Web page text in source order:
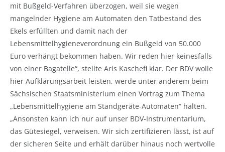
mit Bußgeld-Verfahren überzogen, weil sie wegen
mangelnder Hygiene am Automaten den Tatbestand des
Ekels erfüllten und damit nach der
Lebensmittelhygieneverordnung ein Bußgeld von 50.000
Euro verhängt bekommen haben. Wir reden hier keinesfalls
von einer Bagatelle“, stellte Aris Kaschefi klar. Der BDV wolle
hier Aufklärungsarbeit leisten, werde unter anderem beim
Sächsischen Staatsministerium einen Vortrag zum Thema
„Lebensmittelhygiene am Standgeräte-Automaten“ halten.
„Ansonsten kann ich nur auf unser BDV-Instrumentarium,
das Gütesiegel, verweisen. Wir sich zertifizieren lässt, ist auf
der sicheren Seite und erhält darüber hinaus noch wertvolle